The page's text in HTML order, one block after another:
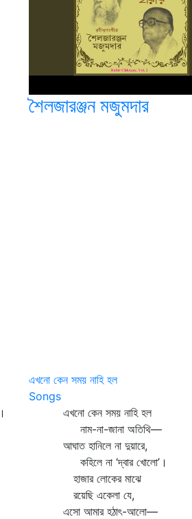
শৈলজারঞ্জন মজুমদার
এখনো কেন সময় নাহি হল
Songs
এখনো কেন সময় নাহি হল
নাম-না-জানা অতিথি—
আঘাত হানিলে না দুয়ারে,
কহিলে না ‘দ্বার খোলো’।
হাজার লোকের মাঝে
রয়েছি একেলা যে,
এসো আমার হঠাৎ-আলো—